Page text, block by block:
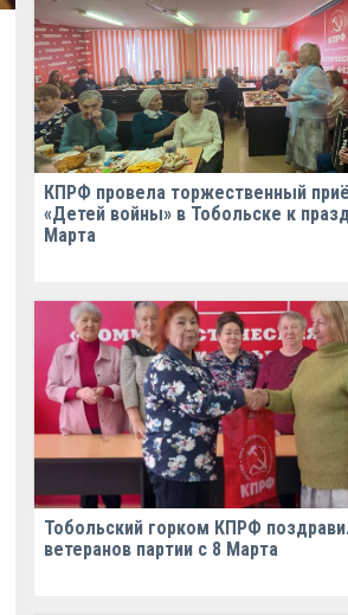
КПРФ провела торжественный
«Детей войны» в Тобольске к
Марта
Тобольский горком КПРФ
ветеранов партии с 8 Марта